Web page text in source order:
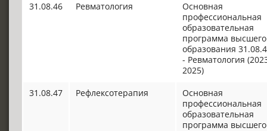
31.08.46
Ревматология
Основная
профессиональная
образовательная
программа высшего
образования
- Ревматология
2025)
31.08.47
Рефлексотерапия
Основная
профессиональная
образовательная
программа высшего